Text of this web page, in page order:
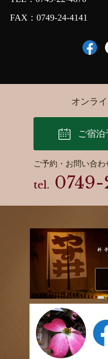
FAX：0749-24-4141
オンラ
ご宿泊
ご予約・お問い合わ
tel.